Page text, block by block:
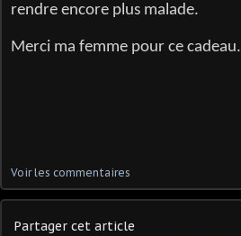
rendre encore plus malade.
Merci ma femme pour ce cadeau.
Voir les commentaires
Partager cet article